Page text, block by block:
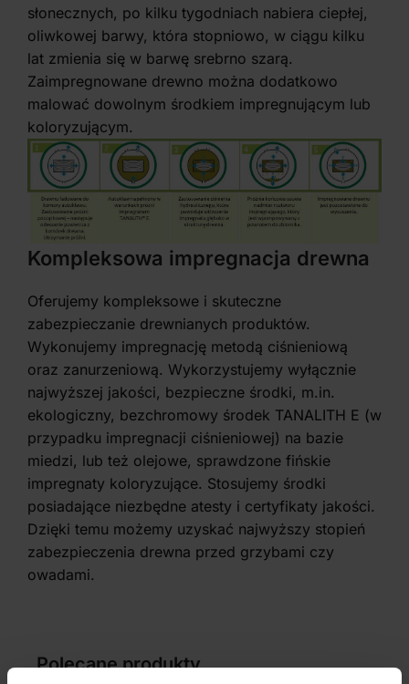
słonecznych, po kilku tygodniach nabiera ciepłej,
oliwkowej barwy, która stopniowo, w ciągu kilku
lat zmienia się w barwę srebrno szarą.
Zaimpregnowane drewno można dodatkowo
malować dowolnym środkiem impregnującym lub
koloryzującym.
Kompleksowa impregnacja drewna
Oferujemy kompleksowe i skuteczne
zabezpieczanie drewnianych produktów.
Wykonujemy impregnację metodą ciśnieniową
oraz zanurzeniową. Wykorzystujemy wyłącznie
najwyższej jakości, bezpieczne środki, m.in.
ekologiczny, bezchromowy środek TANALITH E (w
przypadku impregnacji ciśnieniowej) na bazie
miedzi, lub też olejowe, sprawdzone fińskie
impregnaty koloryzujące. Stosujemy środki
posiadające niezbędne atesty i certyfikaty jakości.
Dzięki temu możemy uzyskać najwyższy stopień
zabezpieczenia drewna przed grzybami czy
owadami.
Polecane produkty